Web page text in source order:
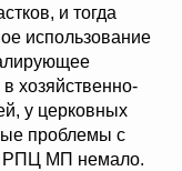
и тогда
использование
хозяйственно-
у церковных
проблемы с
РПЦ МП немало.